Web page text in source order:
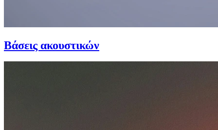
Βάσεις ακουστικών